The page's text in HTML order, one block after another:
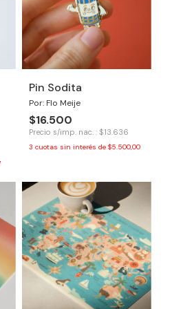
Pin Sodita
Por: Flo Meije
$16.500
Precio s/imp. nac. : $13.636
3 cuotas sin interés de $5.500,00